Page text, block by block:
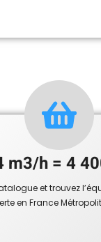
m3/h = 4
et trouvez
en France